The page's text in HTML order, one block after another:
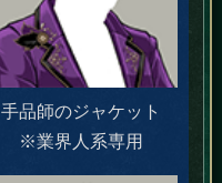
手品師のジャケット
※業界人系専用